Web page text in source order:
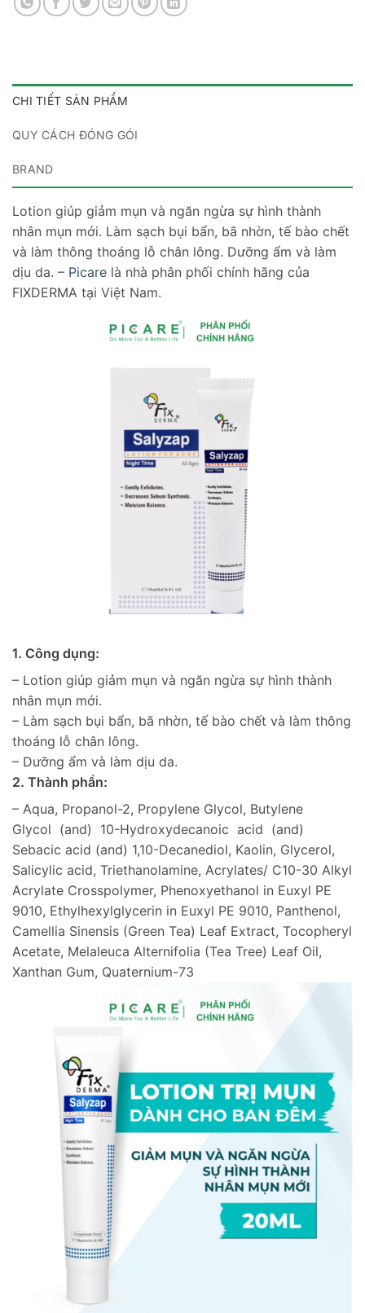
CHI TIẾT SẢN PHẨM
QUY CÁCH ĐÓNG GÓI
BRAND
Lotion giúp giảm mụn và ngăn ngừa sự hình thành
nhân mụn mới. Làm sạch bụi bẩn, bã nhờn, tế bào chết
và làm thông thoáng lỗ chân lông. Dưỡng ẩm và làm
dịu da. – Picare là nhà phân phối chính hãng của
FIXDERMA tại Việt Nam.
1. Công dụng:
– Lotion giúp giảm mụn và ngăn ngừa sự hình thành
nhân mụn mới.
– Làm sạch bụi bẩn, bã nhờn, tế bào chết và làm thông
thoáng lỗ chân lông.
– Dưỡng ẩm và làm dịu da.
2. Thành phần:
– Aqua, Propanol-2, Propylene Glycol, Butylene
Glycol (and) 10-Hydroxydecanoic acid (and)
Sebacic acid (and) 1,10-Decanediol, Kaolin, Glycerol,
Salicylic acid, Triethanolamine, Acrylates/ C10-30 Alkyl
Acrylate Crosspolymer, Phenoxyethanol in Euxyl PE
9010, Ethylhexylglycerin in Euxyl PE 9010, Panthenol,
Camellia Sinensis (Green Tea) Leaf Extract, Tocopheryl
Acetate, Melaleuca Alternifolia (Tea Tree) Leaf Oil,
Xanthan Gum, Quaternium-73